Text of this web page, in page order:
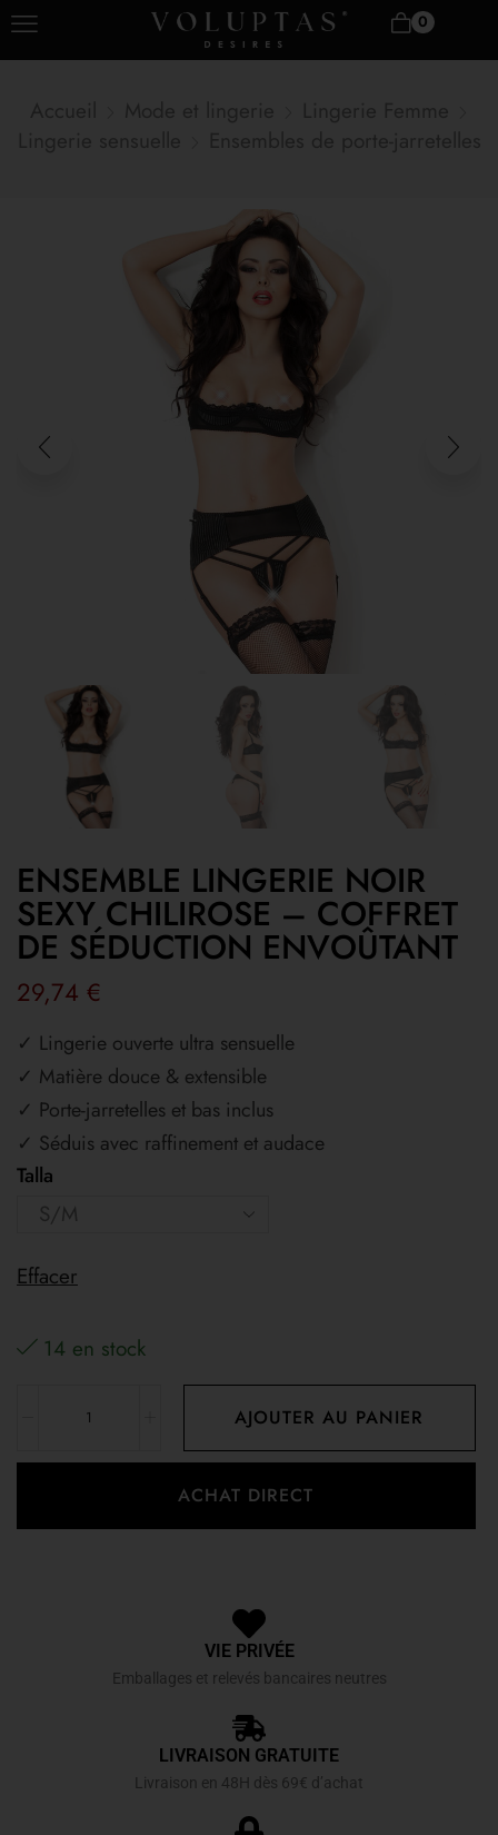
0
ENSEMBLE LINGERIE NOIR
SEXY CHILIROSE – COFFRET
DE SÉDUCTION ENVOÛTANT
29,74 €
✓ Lingerie ouverte ultra sensuelle
✓ Matière douce & extensible
✓ Porte-jarretelles et bas inclus
✓ Séduis avec raffinement et audace
Talla
Effacer
14 en stock
AJOUTER AU PANIER
ACHAT DIRECT
VIE PRIVÉE
Emballages et relevés bancaires neutres
LIVRAISON GRATUITE
Livraison en 48H dès 69€ d’achat